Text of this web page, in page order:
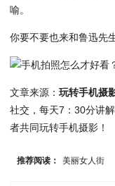
喻。
你要不要也来和鲁迅先
文章来源：玩转手机摄
社交，每天7：30分讲
者共同玩转手机摄影！
推荐阅读： 美丽女人街